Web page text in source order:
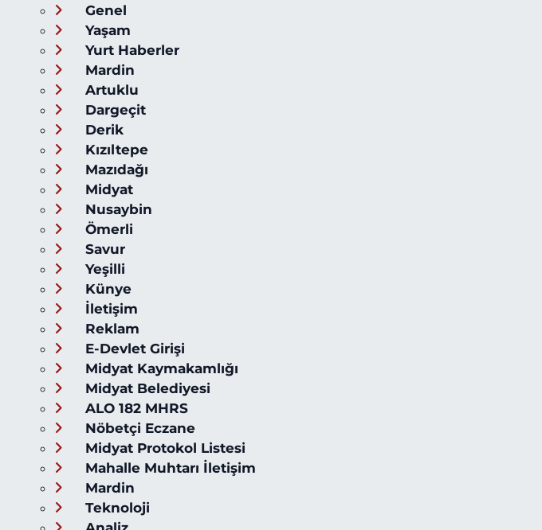
Genel
Yaşam
Yurt Haberler
Mardin
Artuklu
Dargeçit
Derik
Kızıltepe
Mazıdağı
Midyat
Nusaybin
Ömerli
Savur
Yeşilli
Künye
İletişim
Reklam
E-Devlet Girişi
Midyat Kaymakamlığı
Midyat Belediyesi
ALO 182 MHRS
Nöbetçi Eczane
Midyat Protokol Listesi
Mahalle Muhtarı İletişim
Mardin
Teknoloji